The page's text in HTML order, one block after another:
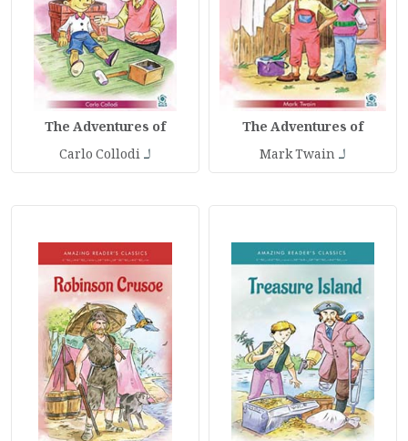
The Adventures of
لـMark Twain
The Adventures of
لـCarlo Collodi